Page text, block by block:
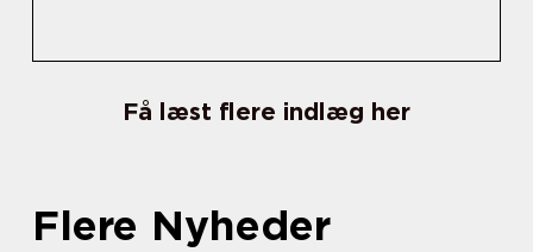
Få læst flere indlæg her
Flere Nyheder